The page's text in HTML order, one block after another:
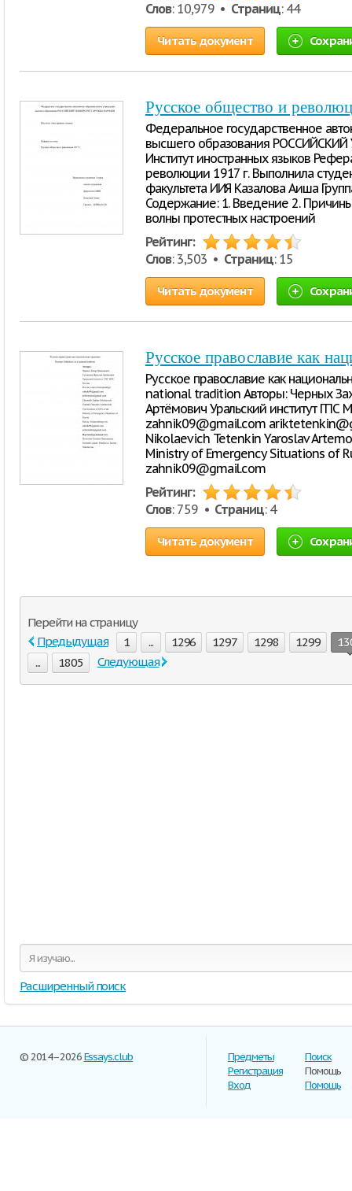
Слов: 10,979 • Страниц: 44
Читать документ
Русское общество и
Федеральное государственное
высшего образования
Институт иностранных языков
революции 1917 г. Выполнила
факультета ИИЯ Казалова Аиша
Содержание: 1. Введение 2.
волны протестных настроений
Рейтинг:
Слов: 3,503 • Страниц: 15
Читать документ
Русское православие как
Русское православие как
national tradition Авторы: Черных
Артёмович Уральский институт ГПС
zahnik09@gmail.com
Nikolaevich Tetenkin Yaroslav
Ministry of Emergency Situations of
zahnik09@gmail.com
Рейтинг:
Слов: 759 • Страниц: 4
Читать документ
Перейти на страницу
Предыдущая
1 ... 1296 1297 1298 1299
...
1805 Следующая
Расширенный поиск
© 2014–2026Essays.club
Предметы
Регистрация
Вход
Поиск
Помощь
Помощь